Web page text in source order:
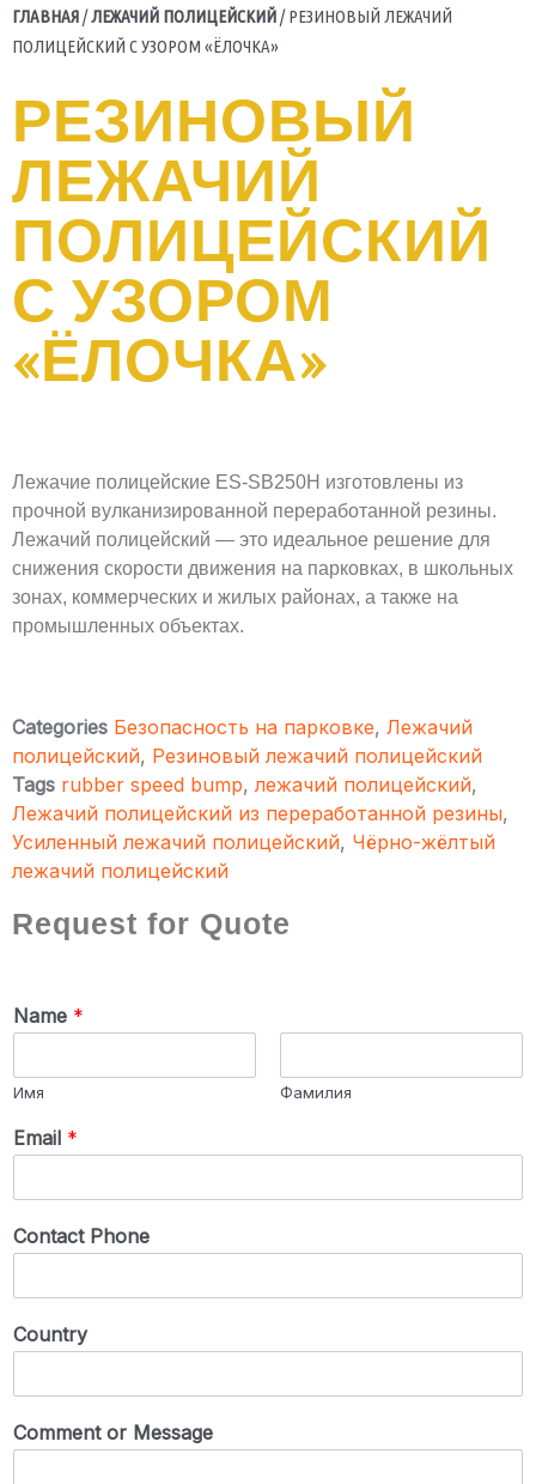
ГЛАВНАЯ/ЛЕЖАЧИЙ ПОЛИЦЕЙСКИЙ/ РЕЗИНОВЫЙ ЛЕЖАЧИЙ
ПОЛИЦЕЙСКИЙ С УЗОРОМ «ЁЛОЧКА»
РЕЗИНОВЫЙ
ЛЕЖАЧИЙ
ПОЛИЦЕЙСКИЙ
С УЗОРОМ
«ЁЛОЧКА»
Лежачие полицейские ES-SB250H изготовлены из
прочной вулканизированной переработанной резины.
Лежачий полицейский — это идеальное решение для
снижения скорости движения на парковках, в школьных
зонах, коммерческих и жилых районах, а также на
промышленных объектах.
Categories Безопасность на парковке, Лежачий
полицейский, Резиновый лежачий полицейский
Tags rubber speed bump,лежачий полицейский,
Лежачий полицейский из переработанной резины,
Усиленный лежачий полицейский, Чёрно-жёлтый
лежачий полицейский
Request for Quote
Name *
Имя Фамилия
Email *
Contact Phone
Country
Comment or Message